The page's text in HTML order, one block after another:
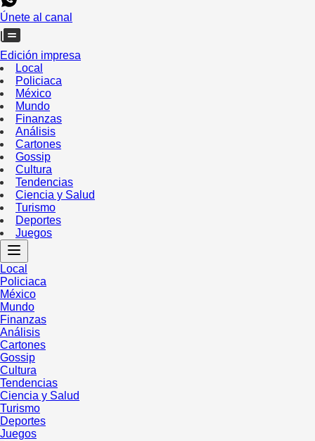
Únete al canal
Edición impresa
Local
Policiaca
México
Mundo
Finanzas
Análisis
Cartones
Gossip
Cultura
Tendencias
Ciencia y Salud
Turismo
Deportes
Juegos
Local
Policiaca
México
Mundo
Finanzas
Análisis
Cartones
Gossip
Cultura
Tendencias
Ciencia y Salud
Turismo
Deportes
Juegos